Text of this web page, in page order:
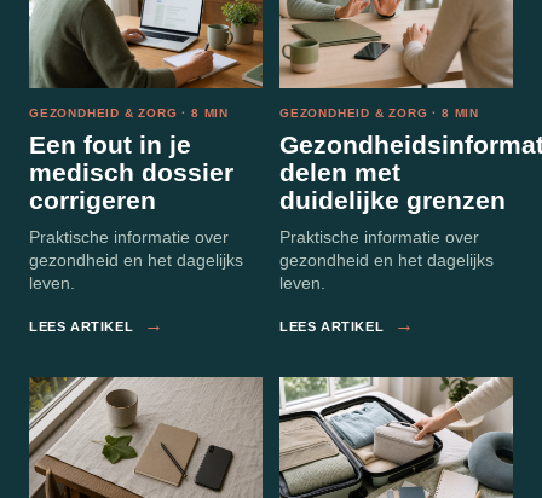
GEZONDHEID & ZORG · 8 MIN
Een fout in je
medisch dossier
corrigeren
Praktische informatie over
gezondheid en het dagelijks
leven.
LEES ARTIKEL →
GEZONDHEID & ZORG · 8 MIN
delen met
duidelijke grenzen
Praktische informatie over
gezondheid en het dagelijks
leven.
LEES ARTIKEL →